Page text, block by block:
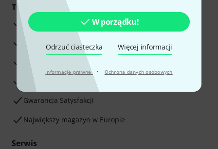
W porządku!
Odrzuć ciasteczka Więcej informacji
Informacje prawne · Ochrona danych osobowych
Twoje korzyści
3-letnia Gwarancja Thomann
30-dniowa gwarancja zwrotu pieniędzy
Porada naszych ekspertów
Gwarancja Satysfakcji
Największy magazyn w Europie
Serwis